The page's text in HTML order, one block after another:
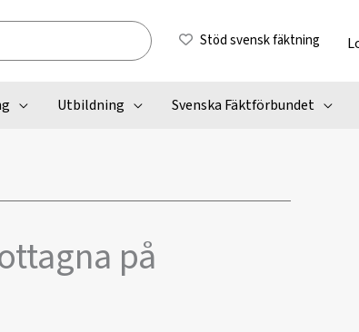
Stöd svensk fäktning
Utbildning Svenska Fäktförbundet
på